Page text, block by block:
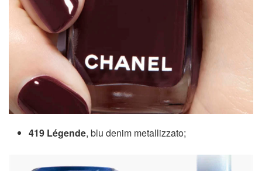
419 Légende, blu denim metallizzato;